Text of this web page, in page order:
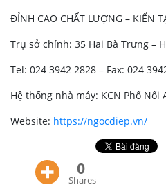
ĐỈNH CAO CHẤT LƯỢNG – KIẾN
Trụ sở chính: 35 Hai Bà Trưng –
Tel: 024 3942 2828 – Fax: 024
Hệ thống nhà máy: KCN Phố Nối
Website: https://ngocdiep.vn/
0
Shares